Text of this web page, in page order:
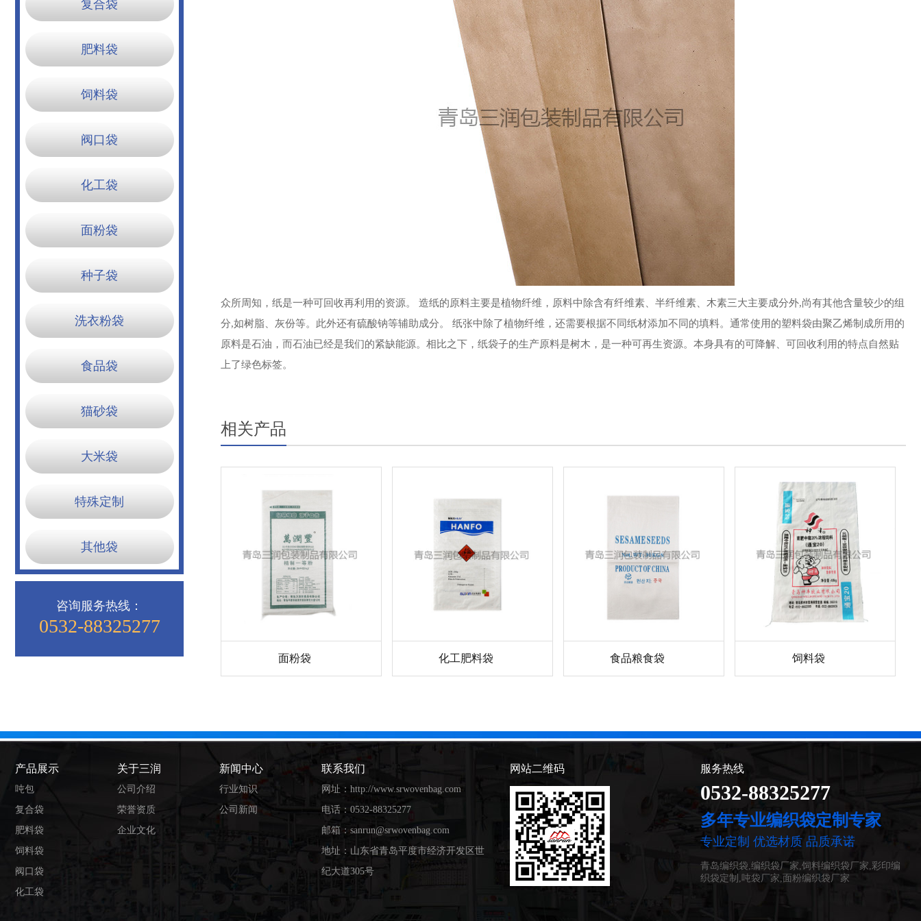
复合袋
肥料袋
饲料袋
阀口袋
化工袋
面粉袋
种子袋
洗衣粉袋
食品袋
猫砂袋
大米袋
特殊定制
其他袋
咨询服务热线：
0532-88325277
众所周知，纸是一种可回收再利用的资源。 造纸的原料主要是植物纤维，原料中除含有纤维素、半纤维素、木素三大主要成分外,尚有其他含量较少的组
分,如树脂、灰份等。此外还有硫酸钠等辅助成分。 纸张中除了植物纤维，还需要根据不同纸材添加不同的填料。通常使用的塑料袋由聚乙烯制成所用的
原料是石油，而石油已经是我们的紧缺能源。相比之下，纸袋子的生产原料是树木，是一种可再生资源。本身具有的可降解、可回收利用的特点自然贴
上了绿色标签。
相关产品
面粉袋 化工肥料袋 食品粮食袋 饲料袋
产品展示
吨包
复合袋
肥料袋
饲料袋
阀口袋
化工袋
关于三润
公司介绍
荣誉资质
企业文化
新闻中心
行业知识
公司新闻
联系我们
网址：http://www.srwovenbag.com
电话：0532-88325277
邮箱：sanrun@srwovenbag.com
地址：山东省青岛平度市经济开发区世
纪大道305号
网站二维码 服务热线
0532-88325277
多年专业编织袋定制专家
专业定制 优选材质 品质承诺
青岛编织袋,编织袋厂家,饲料编织袋厂家,彩印编
织袋定制,吨袋厂家,面粉编织袋厂家